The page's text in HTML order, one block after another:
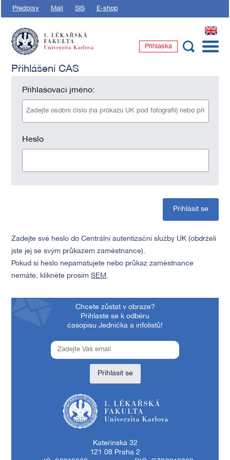
Předpisy Mail SIS E-shop
EN
Přihláška
Přihlášení CAS
Přihlašovací jméno:
Heslo
Přihlásit se
Zadejte své heslo do Centrální autentizační služby UK (obdrželi
jste jej se svým průkazem zaměstnance).
Pokud si heslo nepamatujete nebo průkaz zaměstnance
nemáte, klikněte prosímSEM .
Chcete zůstat v obraze?
Přihlaste se k odběru
časopisu Jednička a infolistů!
Přihlásit se
Kateřinská 32
121 08 Praha 2